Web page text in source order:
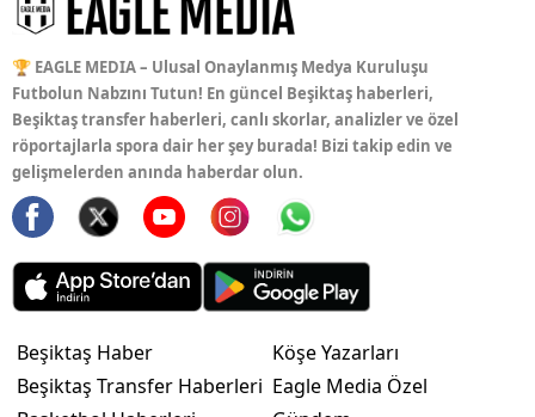
🏆 EAGLE MEDIA – Ulusal Onaylanmış Medya Kuruluşu
Futbolun Nabzını Tutun! En güncel Beşiktaş haberleri,
Beşiktaş transfer haberleri, canlı skorlar, analizler ve özel
röportajlarla spora dair her şey burada! Bizi takip edin ve
gelişmelerden anında haberdar olun.
Beşiktaş Haber
Beşiktaş Transfer Haberleri
Köşe Yazarları
Eagle Media Özel